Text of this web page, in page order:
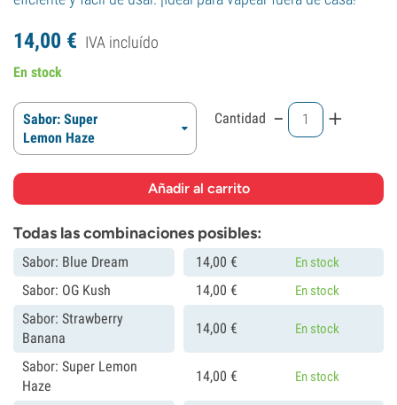
14,00 € IVA incluído
En stock
Sabor: Super
Lemon Haze
Cantidad - +
Todas las combinaciones posibles:
Sabor: Blue Dream 14,00 € En stock
Sabor: OG Kush 14,00 € En stock
Sabor: Strawberry
Banana
14,00 € En stock
Sabor: Super Lemon
Haze
14,00 € En stock